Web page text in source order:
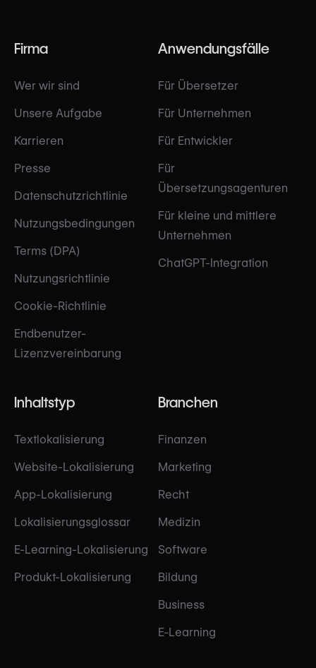
Firma
Wer wir sind
Unsere Aufgabe
Karrieren
Presse
Datenschutzrichtlinie
Nutzungsbedingungen
Terms (DPA)
Nutzungsrichtlinie
Cookie-Richtlinie
Endbenutzer-
Lizenzvereinbarung
Anwendungsfälle
Für Übersetzer
Für Unternehmen
Für Entwickler
Für
Übersetzungsagenturen
Für kleine und mittlere
Unternehmen
ChatGPT-Integration
Inhaltstyp
Textlokalisierung
Website-Lokalisierung
App-Lokalisierung
Lokalisierungsglossar
E-Learning-Lokalisierung
Produkt-Lokalisierung
Branchen
Finanzen
Marketing
Recht
Medizin
Software
Bildung
Business
E-Learning